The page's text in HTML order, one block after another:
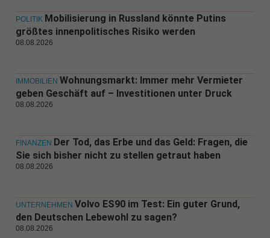
POLITIK Mobilisierung in Russland könnte Putins
größtes innenpolitisches Risiko werden
08.08.2026
IMMOBILIEN Wohnungsmarkt: Immer mehr Vermieter
geben Geschäft auf – Investitionen unter Druck
08.08.2026
FINANZEN Der Tod, das Erbe und das Geld: Fragen, die
Sie sich bisher nicht zu stellen getraut haben
08.08.2026
UNTERNEHMEN Volvo ES90 im Test: Ein guter Grund,
den Deutschen Lebewohl zu sagen?
08.08.2026